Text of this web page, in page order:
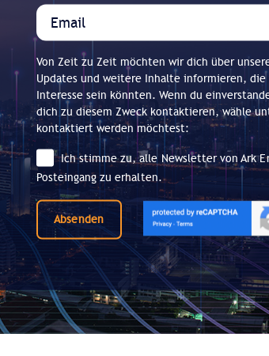
Von Zeit zu Zeit möchten wir dich über
Updates und weitere Inhalte informieren, die
Interesse sein könnten. Wenn du
dich zu diesem Zweck kontaktieren, wähle
kontaktiert werden möchtest:
Ich stimme zu, alle Newsletter von Ark
Posteingang zu erhalten.
Absenden